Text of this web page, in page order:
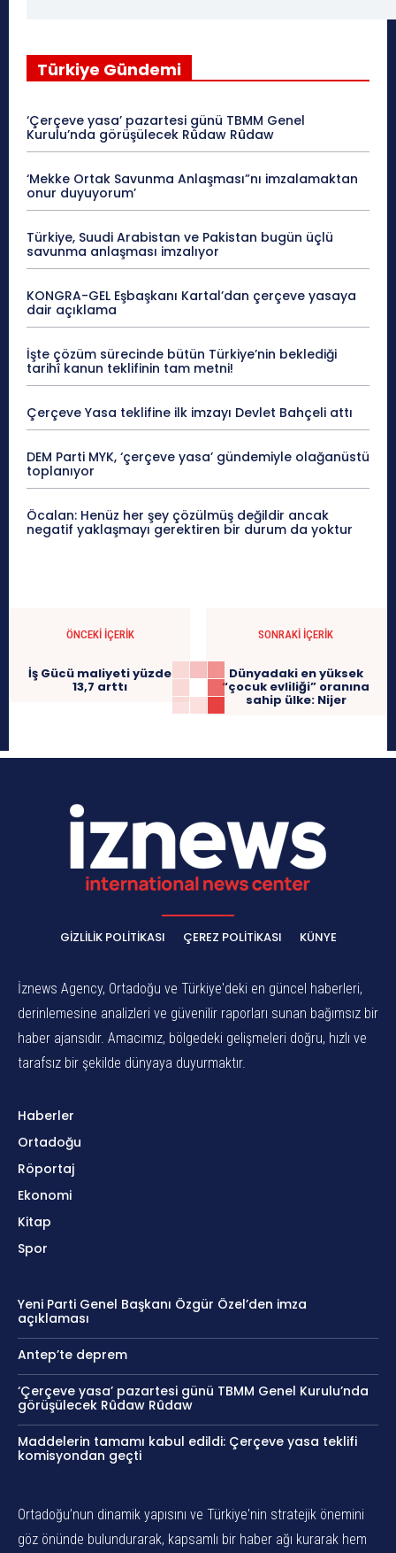
Türkiye Gündemi
‘Çerçeve yasa’ pazartesi günü TBMM Genel
Kurulu’nda görüşülecek Rûdaw Rûdaw
‘Mekke Ortak Savunma Anlaşması”nı imzalamaktan
onur duyuyorum’
Türkiye, Suudi Arabistan ve Pakistan bugün üçlü
savunma anlaşması imzalıyor
KONGRA-GEL Eşbaşkanı Kartal’dan çerçeve yasaya
dair açıklama
İşte çözüm sürecinde bütün Türkiye’nin beklediği
tarihî kanun teklifinin tam metni!
Çerçeve Yasa teklifine ilk imzayı Devlet Bahçeli attı
DEM Parti MYK, ‘çerçeve yasa’ gündemiyle olağanüstü
toplanıyor
Öcalan: Henüz her şey çözülmüş değildir ancak
negatif yaklaşmayı gerektiren bir durum da yoktur
ÖNCEKI İÇERIK
İş Gücü maliyeti yüzde
13,7 arttı
SONRAKI İÇERIK
Dünyadaki en yüksek
“çocuk evliliği” oranına
sahip ülke: Nijer
GIZLILIK POLITIKASI ÇEREZ POLITIKASI KÜNYE
İznews Agency, Ortadoğu ve Türkiye'deki en güncel haberleri,
derinlemesine analizleri ve güvenilir raporları sunan bağımsız bir
haber ajansıdır. Amacımız, bölgedeki gelişmeleri doğru, hızlı ve
tarafsız bir şekilde dünyaya duyurmaktır.
Haberler
Ortadoğu
Röportaj
Ekonomi
Kitap
Spor
Yeni Parti Genel Başkanı Özgür Özel’den imza
açıklaması
Antep’te deprem
‘Çerçeve yasa’ pazartesi günü TBMM Genel Kurulu’nda
görüşülecek Rûdaw Rûdaw
Maddelerin tamamı kabul edildi: Çerçeve yasa teklifi
komisyondan geçti
Ortadoğu’nun dinamik yapısını ve Türkiye'nin stratejik önemini
göz önünde bulundurarak, kapsamlı bir haber ağı kurarak hem